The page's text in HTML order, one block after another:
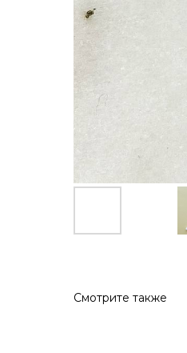
Смотрите также